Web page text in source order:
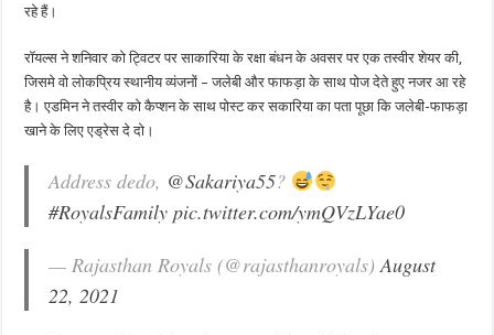
रहे हैं।
रॉयल्स ने शनिवार को ट्विटर पर साकारिया के रक्षा बंधन के अवसर पर एक तस्वीर शेयर की,
जिसमे वो लोकप्रिय स्थानीय व्यंजनों – जलेबी और फाफड़ा के साथ पोज देते हुए नजर आ रहे
है। एडमिन ने तस्वीर को कैप्शन के साथ पोस्ट कर सकारिया का पता पूछा कि जलेबी-फाफड़ा
खाने के लिए एड्रेस दे दो।
Address dedo, @Sakariya55?
#RoyalsFamily pic.twitter.com/ymQVzLYae0
— Rajasthan Royals (@rajasthanroyals)August
22, 2021